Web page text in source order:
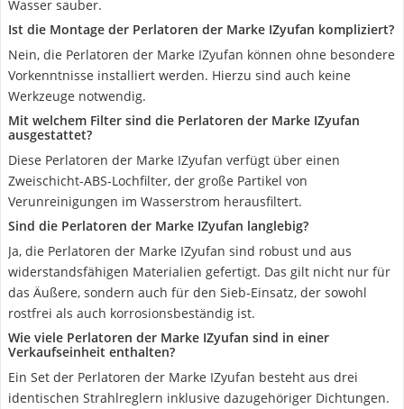
Wasser sauber.
Ist die Montage der Perlatoren der Marke IZyufan kompliziert?
Nein, die Perlatoren der Marke IZyufan können ohne besondere
Vorkenntnisse installiert werden. Hierzu sind auch keine
Werkzeuge notwendig.
Mit welchem Filter sind die Perlatoren der Marke IZyufan
ausgestattet?
Diese Perlatoren der Marke IZyufan verfügt über einen
Zweischicht-ABS-Lochfilter, der große Partikel von
Verunreinigungen im Wasserstrom herausfiltert.
Sind die Perlatoren der Marke IZyufan langlebig?
Ja, die Perlatoren der Marke IZyufan sind robust und aus
widerstandsfähigen Materialien gefertigt. Das gilt nicht nur für
das Äußere, sondern auch für den Sieb-Einsatz, der sowohl
rostfrei als auch korrosionsbeständig ist.
Wie viele Perlatoren der Marke IZyufan sind in einer
Verkaufseinheit enthalten?
Ein Set der Perlatoren der Marke IZyufan besteht aus drei
identischen Strahlreglern inklusive dazugehöriger Dichtungen.